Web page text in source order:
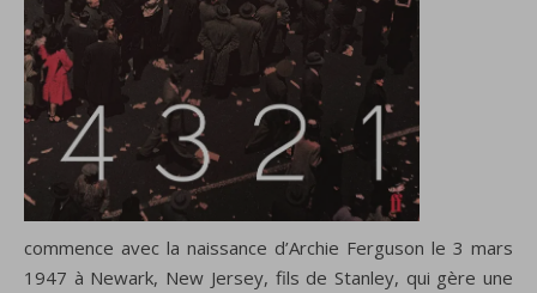
commence avec la naissance d’Archie Ferguson le 3 mars
1947 à Newark, New Jersey, fils de Stanley, qui gère une